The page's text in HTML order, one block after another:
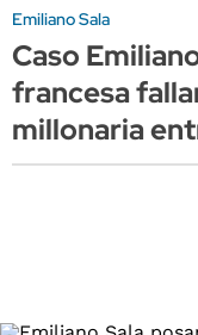
Emiliano Sala
Caso
francesa
millonaria